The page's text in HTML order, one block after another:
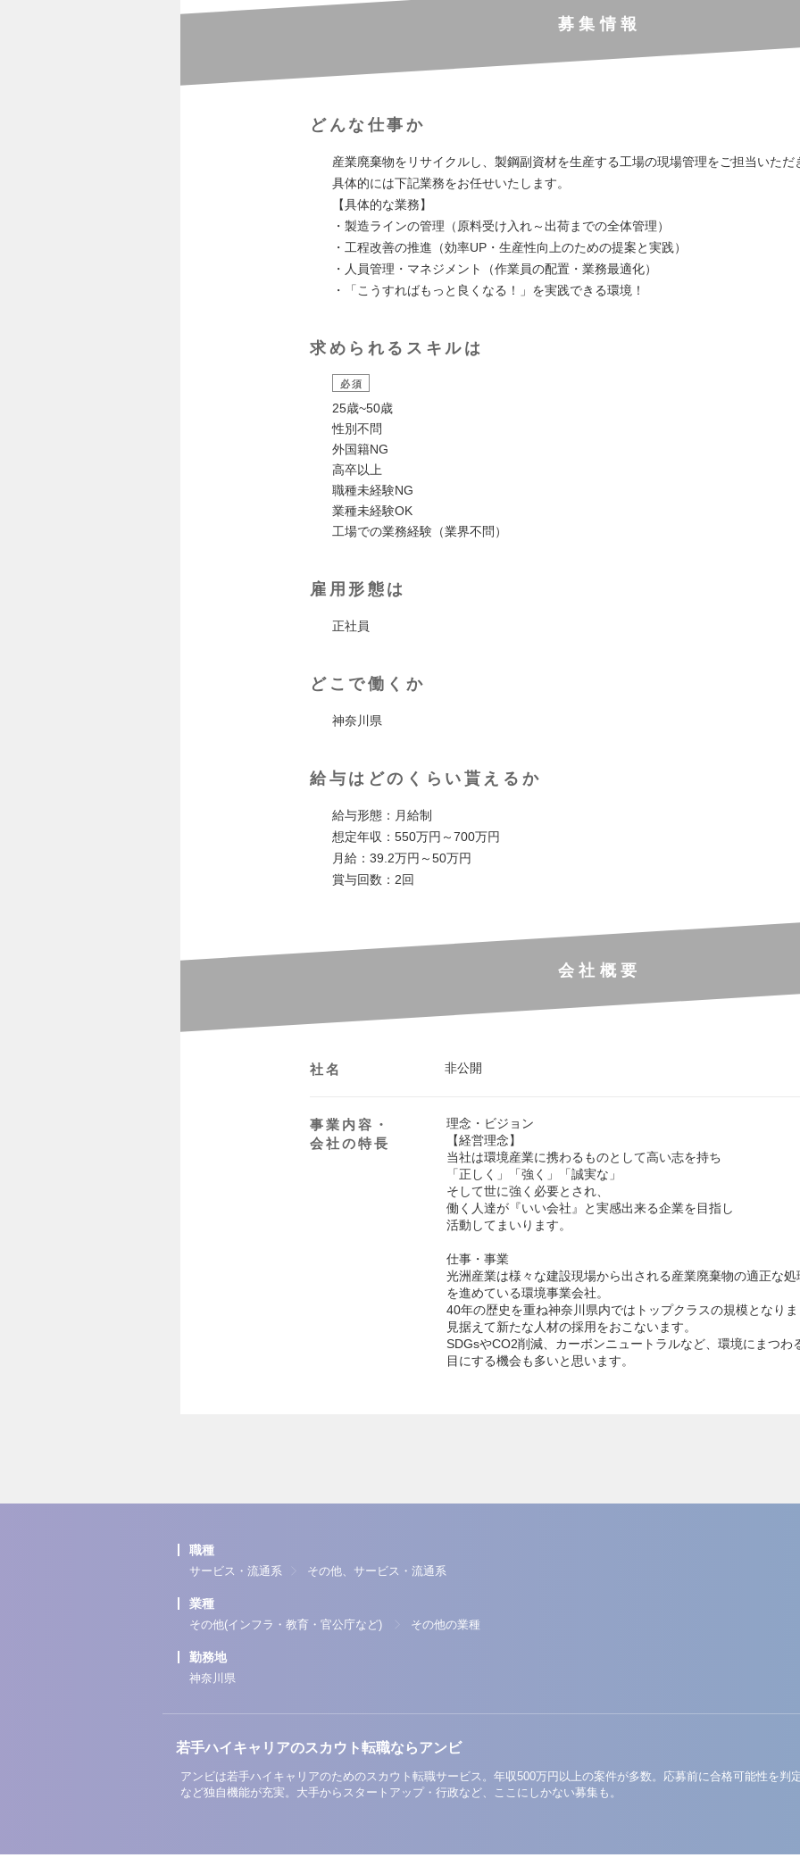
募集情報
どんな仕事か
産業廃棄物をリサイクルし、製鋼副資材を生産する工場の現場管理をご担当いただ
具体的には下記業務をお任せいたします。
【具体的な業務】
・製造ラインの管理（原料受け入れ～出荷までの全体管理）
・工程改善の推進（効率UP・生産性向上のための提案と実践）
・人員管理・マネジメント（作業員の配置・業務最適化）
・「こうすればもっと良くなる！」を実践できる環境！
求められるスキルは
必須
25歳~50歳
性別不問
外国籍NG
高卒以上
職種未経験NG
業種未経験OK
工場での業務経験（業界不問）
雇用形態は
正社員
どこで働くか
神奈川県
給与はどのくらい貰えるか
給与形態：月給制
想定年収：550万円～700万円
月給：39.2万円～50万円
賞与回数：2回
会社概要
社名 非公開
事業内容・
会社の特長
理念・ビジョン
【経営理念】
当社は環境産業に携わるものとして高い志を持ち
「正しく」「強く」「誠実な」
そして世に強く必要とされ、
働く人達が『いい会社』と実感出来る企業を目指し
活動してまいります。
仕事・事業
光洲産業は様々な建設現場から出される産業廃棄物の適正な
を進めている環境事業会社。
40年の歴史を重ね神奈川県内ではトップクラスの規模となり
見据えて新たな人材の採用をおこないます。
SDGsやCO2削減、カーボンニュートラルなど、環境にまつわ
目にする機会も多いと思います。
職種
サービス・流通系 その他、サービス・流通系
業種
その他(インフラ・教育・官公庁など) その他の業種
勤務地
神奈川県
若手ハイキャリアのスカウト転職ならアンビ
アンビは若手ハイキャリアのためのスカウト転職サービス。年収500万円以上の案件が多数。応募前に合格可能性を判
など独自機能が充実。大手からスタートアップ・行政など、ここにしかない募集も。